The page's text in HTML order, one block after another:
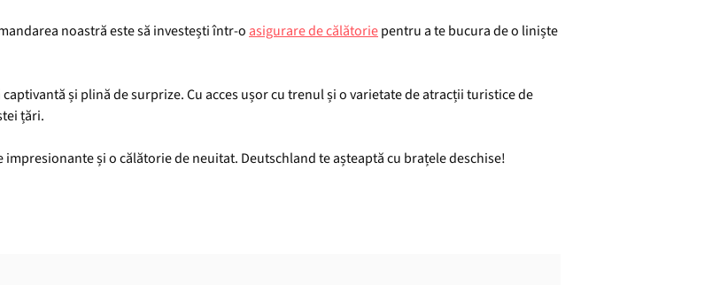
noastră este să investești într-o asigurare de călătoriepentru a te bucura de o liniște
și plină de surprize. Cu acces ușor cu trenul și o varietate de atracții turistice de
țări.
și o călătorie de neuitat. Deutschland te așteaptă cu brațele deschise!